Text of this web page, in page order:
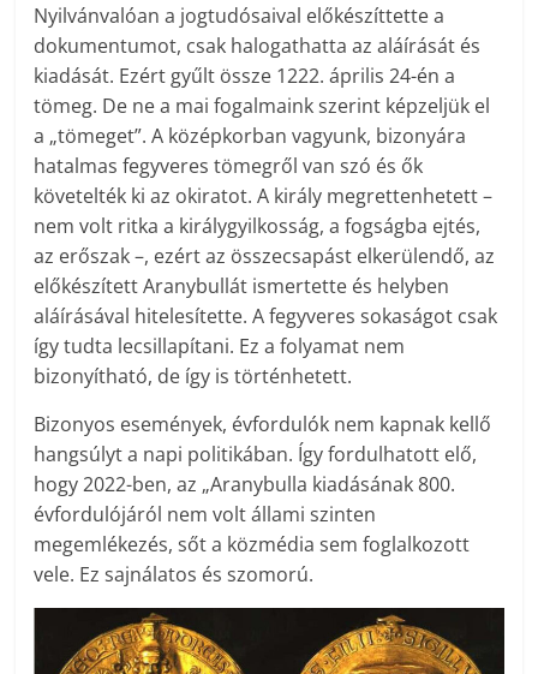
Nyilvánvalóan a jogtudósaival előkészíttette a
dokumentumot, csak halogathatta az aláírását és
kiadását. Ezért gyűlt össze 1222. április 24-én a
tömeg. De ne a mai fogalmaink szerint képzeljük el
a „tömeget”. A középkorban vagyunk, bizonyára
hatalmas fegyveres tömegről van szó és ők
követelték ki az okiratot. A király megrettenhetett –
nem volt ritka a királygyilkosság, a fogságba ejtés,
az erőszak –, ezért az összecsapást elkerülendő, az
előkészített Aranybullát ismertette és helyben
aláírásával hitelesítette. A fegyveres sokaságot csak
így tudta lecsillapítani. Ez a folyamat nem
bizonyítható, de így is történhetett.
Bizonyos események, évfordulók nem kapnak kellő
hangsúlyt a napi politikában. Így fordulhatott elő,
hogy 2022-ben, az „Aranybulla kiadásának 800.
évfordulójáról nem volt állami szinten
megemlékezés, sőt a közmédia sem foglalkozott
vele. Ez sajnálatos és szomorú.